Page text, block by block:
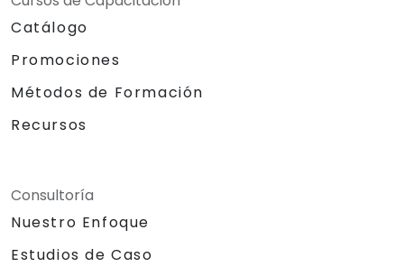
Catálogo
Promociones
Métodos de Formación
Recursos
Consultoría
Nuestro Enfoque
Estudios de Caso